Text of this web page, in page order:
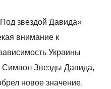
звездой Давида»
внимание к
Украины
Символ Звезды Давида,
новое значение,